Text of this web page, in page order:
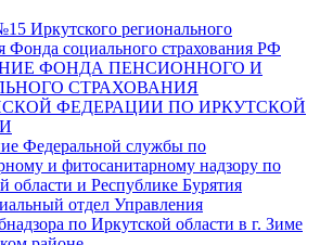
Иркутского регионального
Фонда социального страхования РФ
ФОНДА ПЕНСИОННОГО И
СТРАХОВАНИЯ
ФЕДЕРАЦИИ ПО ИРКУТСКОЙ
Федеральной службы по
и фитосанитарному надзору по
области и Республике Бурятия
отдел Управления
по Иркутской области в г. Зиме